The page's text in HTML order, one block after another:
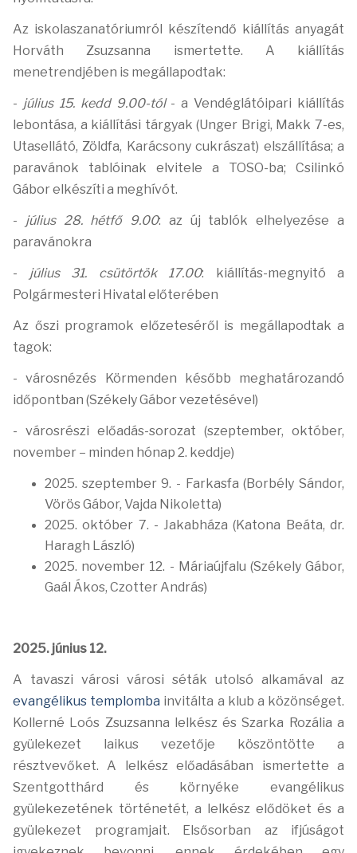
Az iskolaszanatóriumról készítendő kiállítás anyagát
Horváth Zsuzsanna ismertette. A kiállítás
menetrendjében is megállapodtak:
- július 15. kedd 9.00-tól-a Vendéglátóipari kiállítás
lebontása, a kiállítási tárgyak (Unger Brigi, Makk 7-es,
Utasellátó, Zöldfa, Karácsony cukrászat) elszállítása; a
paravánok tablóinak elvitele a TOSO-ba; Csilinkó
Gábor elkészíti a meghívót.
- július 28. hétfő 9.00: az új tablók elhelyezése a
paravánokra
- július 31. csütörtök 17.00: kiállítás-megnyitó a
Polgármesteri Hivatal előterében
Az őszi programok előzeteséről is megállapodtak a
tagok:
- városnézés Körmenden később meghatározandó
időpontban (Székely Gábor vezetésével)
- városrészi előadás-sorozat (szeptember, október,
november – minden hónap 2. keddje)
2025. szeptember 9. - Farkasfa (Borbély Sándor,
Vörös Gábor, Vajda Nikoletta)
2025. október 7. - Jakabháza (Katona Beáta, dr.
Haragh László)
2025. november 12. - Máriaújfalu (Székely Gábor,
Gaál Ákos, Czotter András)
2025. június 12.
A tavaszi városi városi séták utolsó alkamával az
evangélikus templomba invitálta a klub a közönséget.
Kollerné Loós Zsuzsanna lelkész és Szarka Rozália a
gyülekezet laikus vezetője köszöntötte a
résztvevőket. A lelkész előadásában ismertette a
Szentgotthárd és környéke evangélikus
gyülekezetének történetét, a lelkész elődöket és a
gyülekezet programjait. Elsősorban az ifjúságot